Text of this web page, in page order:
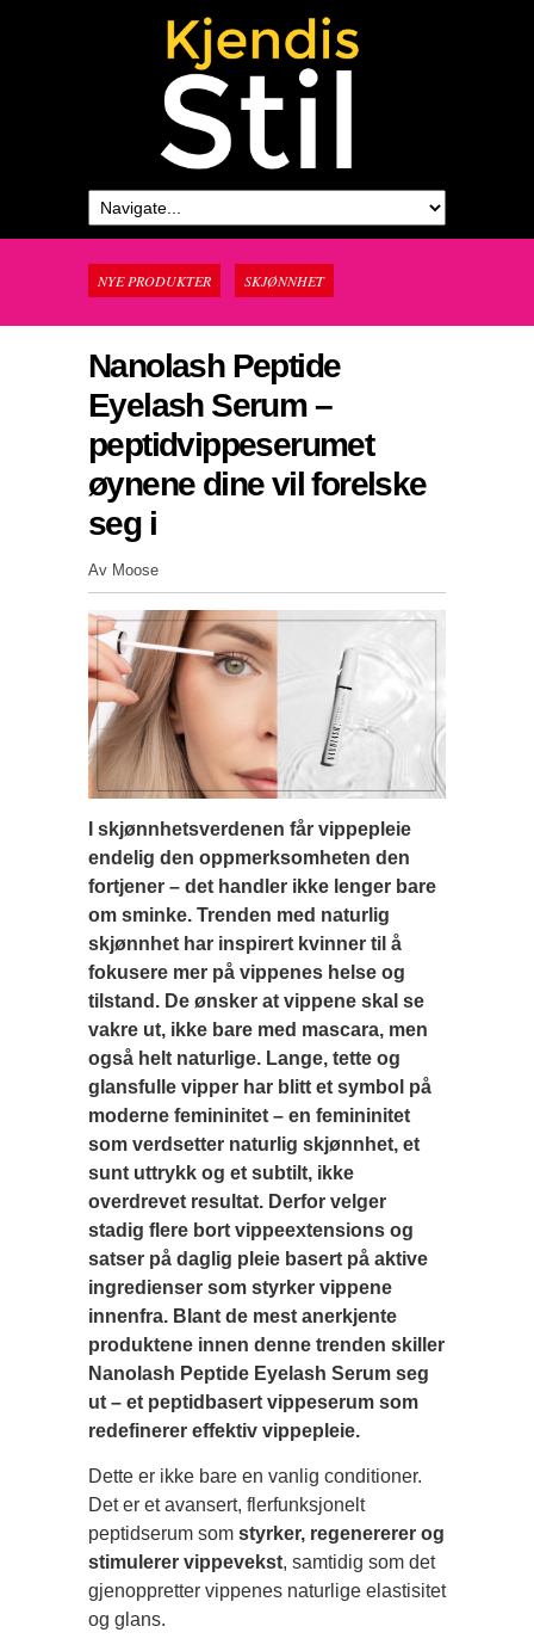
NYE PRODUKTER SKJØNNHET
Nanolash Peptide
Eyelash Serum –
peptidvippeserumet
øynene dine vil forelske
seg i
Av Moose
I skjønnhetsverdenen får vippepleie
endelig den oppmerksomheten den
fortjener – det handler ikke lenger bare
om sminke. Trenden med naturlig
skjønnhet har inspirert kvinner til å
fokusere mer på vippenes helse og
tilstand. De ønsker at vippene skal se
vakre ut, ikke bare med mascara, men
også helt naturlige. Lange, tette og
glansfulle vipper har blitt et symbol på
moderne femininitet – en femininitet
som verdsetter naturlig skjønnhet, et
sunt uttrykk og et subtilt, ikke
overdrevet resultat. Derfor velger
stadig flere bort vippeextensions og
satser på daglig pleie basert på aktive
ingredienser som styrker vippene
innenfra. Blant de mest anerkjente
produktene innen denne trenden skiller
Nanolash Peptide Eyelash Serum seg
ut – et peptidbasert vippeserum som
redefinerer effektiv vippepleie.
Dette er ikke bare en vanlig conditioner.
Det er et avansert, flerfunksjonelt
peptidserum som styrker, regenererer og
stimulerer vippevekst, samtidig som det
gjenoppretter vippenes naturlige elastisitet
og glans.